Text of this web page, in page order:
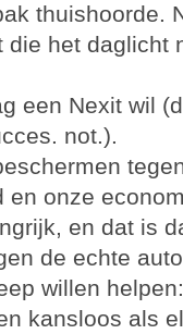
thuishoorde.
het daglicht
een Nexit wil
not.).
en onze
en dat is
de echte
willen
kansloos als